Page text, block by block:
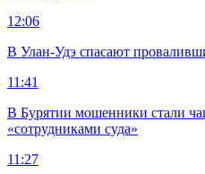
12:06
В Улан-Удэ спасают
11:41
В Бурятии мошенники стали
«сотрудниками суда»
11:27